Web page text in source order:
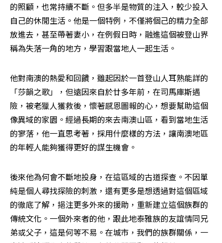
的照顧，也常持續不斷。但多半是物質的注入，較少投入
自己的休閒生活。他是一個特例，不僅將個己的精力全部
放進去，甚至帶著妻小，在例假日時，融進這個被登山界
稱為失落一角的地方，學習跟當地人一起生活。
他對南澳的熱愛和回饋，雖起因於一首登山人耳熟能詳的
「莎韻之歌」，但遠因來自於廿多年前，在司馬庫斯遇
險，被老獵人獲救後，懷著感恩圖報的心，想要幫助這個
像異域的家園。經過長期的來去南澳山區，看到當地生活
的寥落，他一直思考著，採用什麼樣的方法，讓南澳地區
的年輕人能夠獲得更好的謀生機會。
後來他為何會不斷地投身，在這區域的古道探查。不因單
純是個人尋找探險的刺激，還有更多是想透過對這個區域
的徹底了解，挹注更多外來的援助，重新建立這個族群的
傳統文化。一個外來者的他，跟此地泰雅族的友誼情同兄
弟或父子，這是何等不易。在城市，我們的族群關係，一